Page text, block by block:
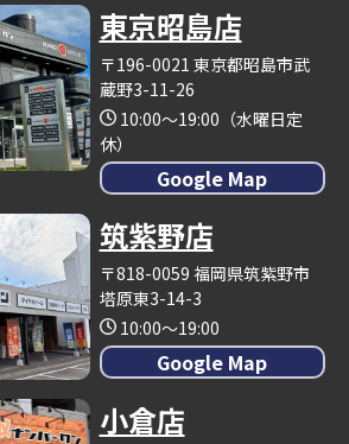
東京昭島店
〒196-0021 東京都昭島市武
蔵野3-11-26
10:00～19:00（水曜日定
休）
Google Map
筑紫野店
〒818-0059 福岡県筑紫野市
塔原東3-14-3
10:00～19:00
Google Map
小倉店